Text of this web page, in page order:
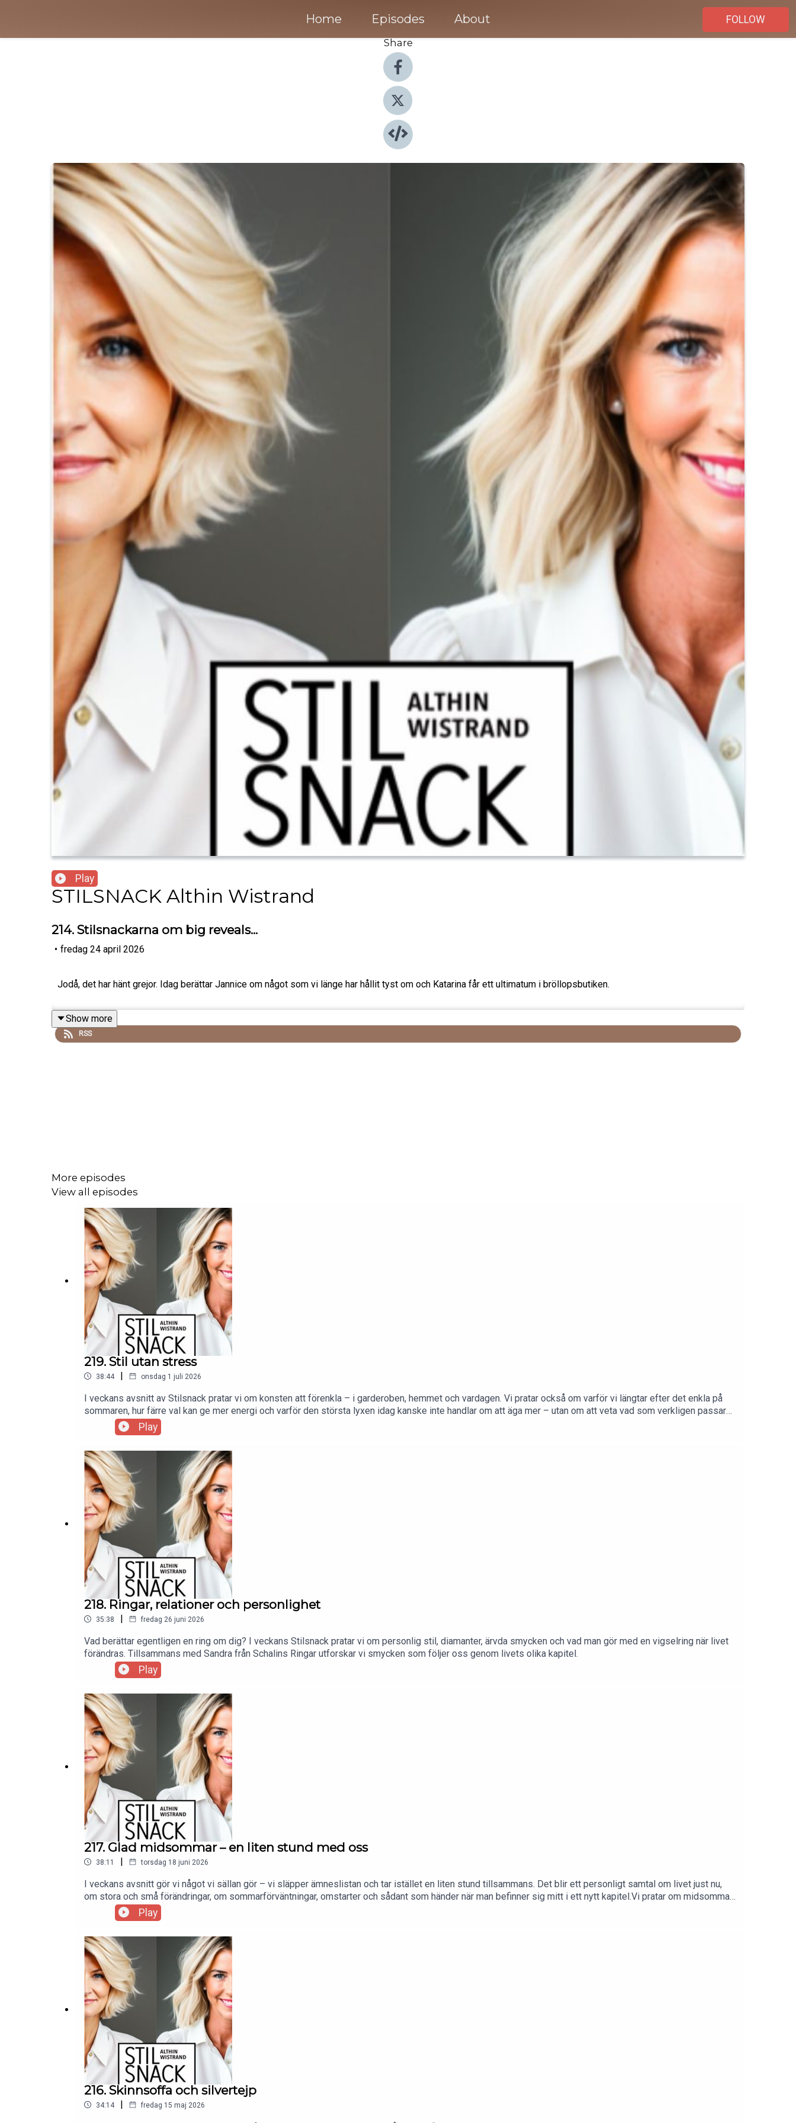
Home Episodes About
FOLLOW
Share
Play
STILSNACK Althin Wistrand
214. Stilsnackarna om big reveals...
• fredag 24 april 2026
Jodå, det har hänt grejor. Idag berättar Jannice om något som vi länge har hållit tyst om och Katarina får ett ultimatum i bröllopsbutiken.
Show more
RSS
More episodes
View all episodes
219. Stil utan stress
38:44 | onsdag 1 juli 2026
I veckans avsnitt av Stilsnack pratar vi om konsten att förenkla – i garderoben, hemmet och vardagen. Vi pratar också om varför vi längtar efter det enkla på
sommaren, hur färre val kan ge mer energi och varför den största lyxen idag kanske inte handlar om att äga mer – utan om att veta vad som verkligen passar
Play
218. Ringar, relationer och personlighet
35:38 | fredag 26 juni 2026
Vad berättar egentligen en ring om dig? I veckans Stilsnack pratar vi om personlig stil, diamanter, ärvda smycken och vad man gör med en vigselring när livet
förändras. Tillsammans med Sandra från Schalins Ringar utforskar vi smycken som följer oss genom livets olika kapitel.
Play
217. Glad midsommar – en liten stund med oss
38:11 | torsdag 18 juni 2026
I veckans avsnitt gör vi något vi sällan gör – vi släpper ämneslistan och tar istället en liten stund tillsammans. Det blir ett personligt samtal om livet just nu,
om stora och små förändringar, om sommarförväntningar, omstarter och sådant som händer när man befinner sig mitt i ett nytt kapitel.Vi pratar om midsommar,
stil, relationer och att livet sällan blir som man tänkt sig – men kanske precis som det behöver bli.Häll upp en kopp kaffe, luta dig tillbaka och häng med oss
en stund. Glad midsommar önskar Katarina & Jannice
Play
216. Skinnsoffa och silvertejp
34:14 | fredag 15 maj 2026